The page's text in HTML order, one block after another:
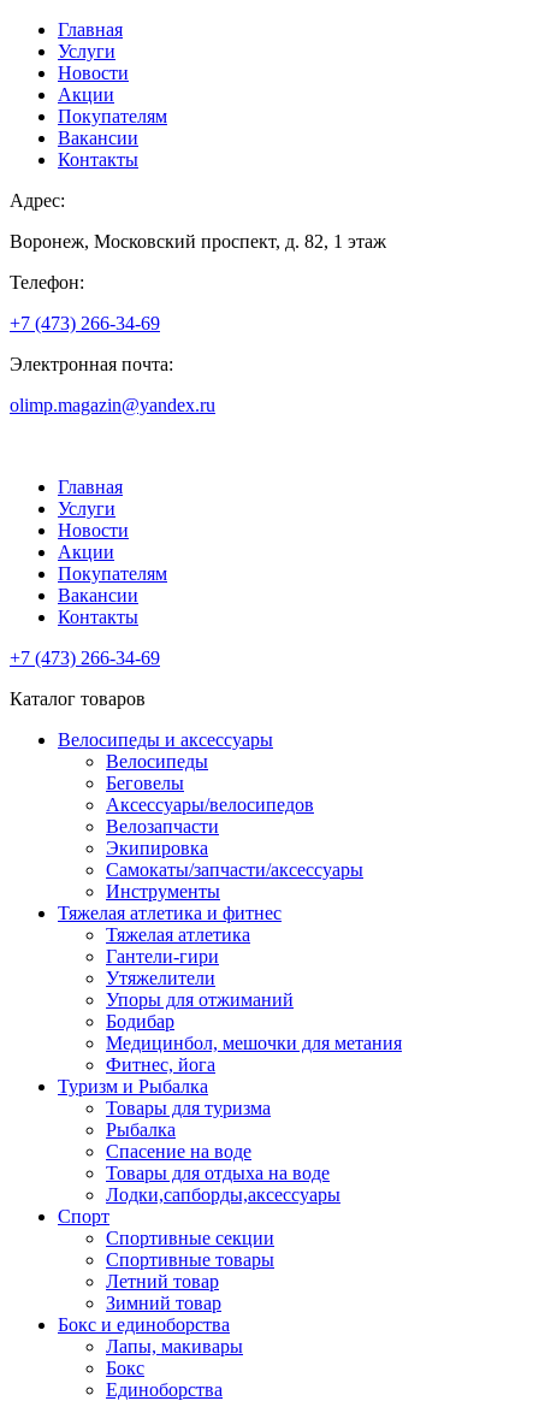
Главная
Услуги
Новости
Акции
Покупателям
Вакансии
Контакты
Адрес:
Воронеж, Московский проспект, д. 82, 1 этаж
Телефон:
+7 (473) 266-34-69
Электронная почта:
olimp.magazin@yandex.ru
Главная
Услуги
Новости
Акции
Покупателям
Вакансии
Контакты
+7 (473) 266-34-69
Каталог товаров
Велосипеды и аксессуары
Велосипеды
Беговелы
Аксессуары/велосипедов
Велозапчасти
Экипировка
Самокаты/запчасти/аксессуары
Инструменты
Тяжелая атлетика и фитнес
Тяжелая атлетика
Гантели-гири
Утяжелители
Упоры для отжиманий
Бодибар
Медицинбол, мешочки для метания
Фитнес, йога
Туризм и Рыбалка
Товары для туризма
Рыбалка
Спасение на воде
Товары для отдыха на воде
Лодки,сапборды,аксессуары
Спорт
Спортивные секции
Спортивные товары
Летний товар
Зимний товар
Бокс и единоборства
Лапы, макивары
Бокс
Единоборства